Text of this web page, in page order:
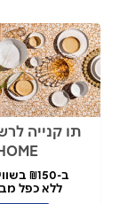
ב-₪150 בשווי ₪300
ללא כפל